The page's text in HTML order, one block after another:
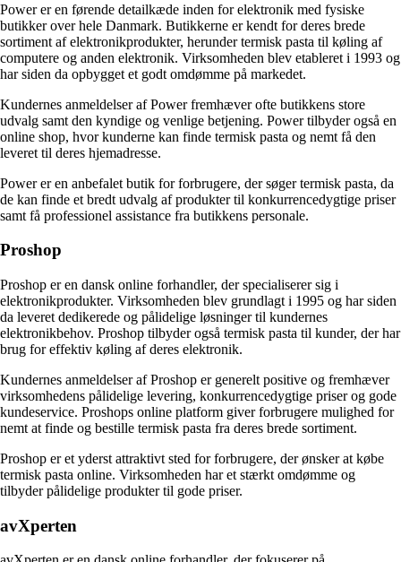
Power er en førende detailkæde inden for elektronik med fysiske
butikker over hele Danmark. Butikkerne er kendt for deres brede
sortiment af elektronikprodukter, herunder termisk pasta til køling af
computere og anden elektronik. Virksomheden blev etableret i 1993 og
har siden da opbygget et godt omdømme på markedet.
Kundernes anmeldelser af Power fremhæver ofte butikkens store
udvalg samt den kyndige og venlige betjening. Power tilbyder også en
online shop, hvor kunderne kan finde termisk pasta og nemt få den
leveret til deres hjemadresse.
Power er en anbefalet butik for forbrugere, der søger termisk pasta, da
de kan finde et bredt udvalg af produkter til konkurrencedygtige priser
samt få professionel assistance fra butikkens personale.
Proshop
Proshop er en dansk online forhandler, der specialiserer sig i
elektronikprodukter. Virksomheden blev grundlagt i 1995 og har siden
da leveret dedikerede og pålidelige løsninger til kundernes
elektronikbehov. Proshop tilbyder også termisk pasta til kunder, der har
brug for effektiv køling af deres elektronik.
Kundernes anmeldelser af Proshop er generelt positive og fremhæver
virksomhedens pålidelige levering, konkurrencedygtige priser og gode
kundeservice. Proshops online platform giver forbrugere mulighed for
nemt at finde og bestille termisk pasta fra deres brede sortiment.
Proshop er et yderst attraktivt sted for forbrugere, der ønsker at købe
termisk pasta online. Virksomheden har et stærkt omdømme og
tilbyder pålidelige produkter til gode priser.
avXperten